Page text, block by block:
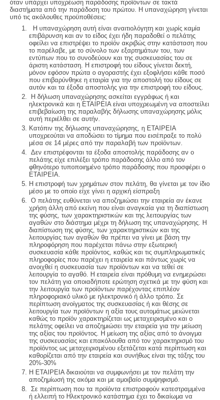
όταν υπάρχει υποχρέωση παράδοσης προϊόντων σε τακτά
διαστήματα από την παράδοση του πρώτου. Η υπαναχώρηση γίνεται
υπό τις ακόλουθες προϋποθέσεις:
Η υπαναχώρηση αυτή είναι αναιτιολόγητη και χωρίς καμία
επιβάρυνση και αν το είδος έχει ήδη παραδοθεί ο πελάτης
οφείλει να επιστρέψει το προϊόν ακριβώς στην κατάσταση που
το παρέλαβε, με το σύνολο των εξαρτημάτων του, των
εντύπων που το συνοδεύουν και της συσκευασίας του σε
άριστη κατάσταση. Η επιστροφή του είδους γίνεται δεκτή,
μόνον εφόσον πρώτα ο αγοραστής έχει εξοφλήσει κάθε ποσό
που επιβαρύνθηκε η εταιρία για την αποστολή του είδους σε
αυτόν και τα έξοδα αποστολής για την επιστροφή του είδους.
Η δήλωση υπαναχώρησης ασκείται εγγράφως ή και
ηλεκτρονικά και η ΕΤΑΙΡΕΙΑ είναι υποχρεωμένη να αποστείλει
επιβεβαίωση της παραλαβής δήλωσης υπαναχώρησης μόλις
αυτή περιέλθει σε αυτήν.
Κατόπιν της δήλωσης υπαναχώρησης, η ΕΤΑΙΡΕΙΑ
υποχρεούται να αποδώσει το τίμημα που εισέπραξε το πολύ
μέσα σε 14 μέρες από την παραλαβή των προϊόντων.
Δεν επιστρέφονται τα έξοδα αποστολής παράδοσης αν ο
πελάτης είχε επιλέξει τρόπο παράδοσης άλλο από τον
φθηνότερο τυποποιημένο τρόπο παράδοσης που προσφέρει ο
ΕΤΑΙΡΕΙΑ.
Η επιστροφή των χρημάτων στον πελάτη, θα γίνεται με τον ίδιο
μέσο με το οποίο είχε γίνει η αρχική είσπραξη
Ο πελάτης ευθύνεται να αποζημιώσει την εταιρεία αν έκανε
χρήση άλλη από εκείνη που είναι αναγκαία για τη διαπίστωση
της φύσης, των χαρακτηριστικών και της λειτουργίας των
αγαθών στο διάστημα μέχρι τη δήλωση της υπαναχώρησης. Η
διαπίστωση της φύσης, των χαρακτηριστικών και της
λειτουργίας των αγαθών θα πρέπει να γίνει με βάση την
πληροφόρηση που παρέχεται πάνω στην εξωτερική
συσκευασία κάθε προϊόντος, καθώς και τις συμπληρωματικές
πληροφορίες που παρέχει η εταιρεία και πάντως χωρίς να
ανοιχθεί η συσκευασία των προϊόντων και να τεθεί σε
λειτουργία το αγαθό. Η εταιρεία είναι πρόθυμη να ενημερώσει
τον πελάτη για οποιαδήποτε ερώτηση σχετικά με την φύση και
την λειτουργία των προϊόντων παρέχοντας επιπλέον
πληροφοριακό υλικό με ηλεκτρονικό ή άλλο τρόπο. Σε
περίπτωση ανοίγματος της συσκευασίας ή και θέσης σε
λειτουργία των προϊόντων η αξία τους αυτομάτως μειώνεται
καθώς το προϊόν χαρακτηρίζεται ως μεταχειρισμένο και ο
πελάτης οφείλει να αποζημιώσει την εταιρεία για την μείωση
της αξίας του προϊόντος. Η μείωση της αξίας από το άνοιγμα
της συσκευασίας και επακόλουθα από τον χαρακτηρισμό του
προϊόντος ως μεταχειρισμένου εξετάζεται κατά περίπτωση και
καθορίζεται από την εταιρεία και συνήθως είναι της τάξης του
20%-30%
Η ΕΤΑΙΡΕΙΑ δικαιούται να συμφωνήσει με τον πελάτη την
αποζημίωσή της ακόμα και με αμοιβαίο συμψηφισμό.
Σε περίπτωση που τα προϊόντα επιστραφούν κατεστραμμένα
ή ελλειπή το Ηλεκτρονικό κατάστημα έχει το δικαίωμα να